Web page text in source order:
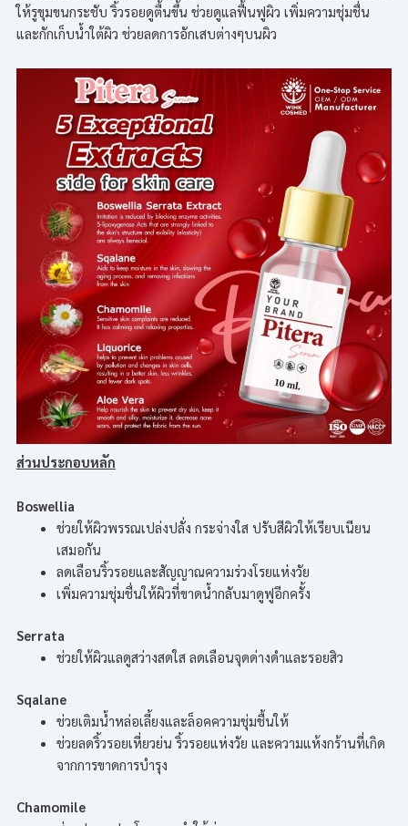
ให้รูขุมขนกระชับ ริ้วรอยดูตื้นขึ้น ช่วยดูแลฟื้นฟูผิว เพิ่มความชุ่มชื่น
และกักเก็บน้ำใต้ผิว ช่วยลดการอักเสบต่างๆบนผิว
ส่วนประกอบหลัก
Boswellia
ช่วยให้ผิวพรรณเปล่งปลั่ง กระจ่างใส ปรับสีผิวให้เรียบเนียน
เสมอกัน
ลดเลือนริ้วรอยและสัญญาณความร่วงโรยแห่งวัย
เพิ่มความชุ่มชื่นให้ผิวที่ขาดน้ำกลับมาดูฟูอีกครั้ง
Serrata
ช่วยให้ผิวแลดูสว่างสดใส ลดเลือนจุดด่างดำและรอยสิว
Sqalane
ช่วยเติมน้ำหล่อเลี้ยงและล็อคความชุ่มชื้นให้
ช่วยลดริ้วรอยเหี่ยวย่น ริ้วรอยแห่งวัย และความแห้งกร้านที่เกิด
จากการขาดการบำรุง
Chamomile